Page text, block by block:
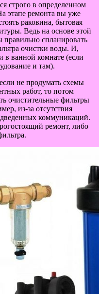
строго в определенном
этапе ремонта вы уже
раковина, бытовая
Ведь на основе этой
спланировать
очистки воды. И,
в ванной комнате (если
и там).
не продумать схемы
работ, то потом
очистительные фильтры
из-за отсутствия
коммуникаций.
ремонт, либо